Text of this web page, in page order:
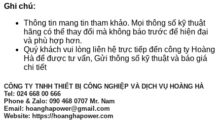
Ghi chú:
Thông tin mang tin tham khảo. Mọi thông số kỹ thuật
hãng có thể thay đổi mà không báo trước để hiện đại
và phù hợp hơn.
Quý khách vui lòng liên hệ trực tiếp đến công ty Hoàng
Hà để được tư vấn, Gửi thông số kỹ thuật và báo giá
chi tiết
CÔNG TY TNHH THIẾT BỊ CÔNG NGHIỆP VÀ DỊCH VỤ HOÀNG HÀ
Tel: 024 668 00 666
Phone & Zalo: 090 468 0707 Mr. Nam
Email: hoanghapower@gmail.com
Website: https://hoanghapower.com